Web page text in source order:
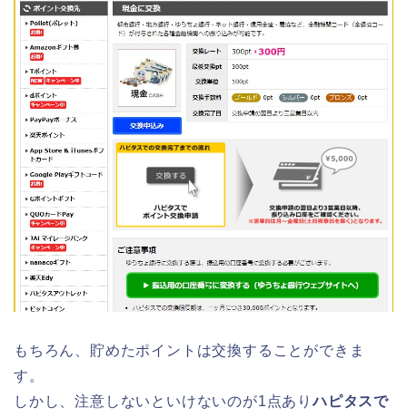
もちろん、貯めたポイントは交換することができま
す。
しかし、注意しないといけないのが1点ありハピタスで